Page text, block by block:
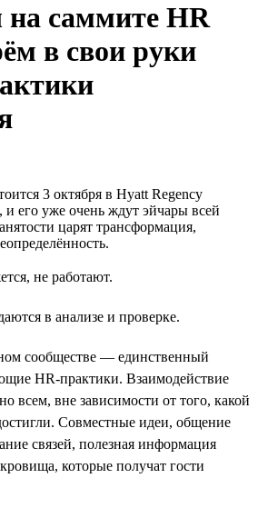
саммите HR
в свои руки
3 октября в Hyatt Regency
и его уже очень ждут эйчары всей
царят трансформация,
не работают.
в анализе и проверке.
сообществе — единственный
НR-практики. Взаимодействие
всем, вне зависимости от того, какой
Совместные идеи, общение
связей, полезная информация
которые получат гости